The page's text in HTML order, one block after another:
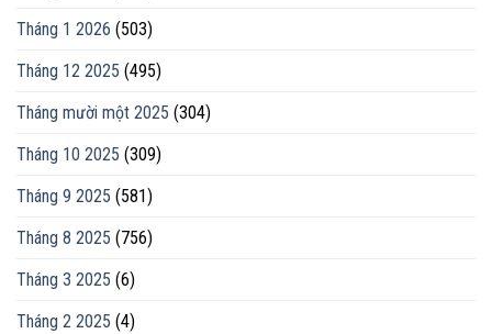
Tháng 1 2026 (503)
Tháng 12 2025 (495)
Tháng mười một 2025 (304)
Tháng 10 2025 (309)
Tháng 9 2025 (581)
Tháng 8 2025 (756)
Tháng 3 2025 (6)
Tháng 2 2025 (4)